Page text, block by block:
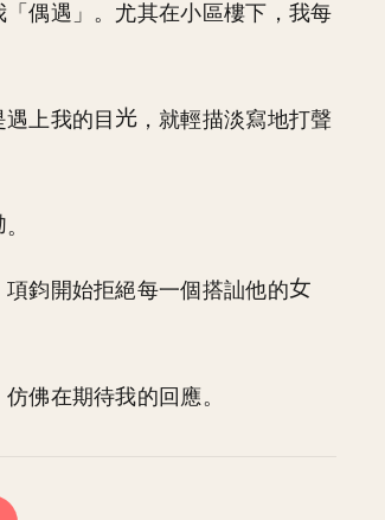
偶遇」。尤其在小區樓下，我每
遇上我的目
，就輕描淡寫地打聲
。
鈞開始拒絕每一個搭訕他的
佛在期待我的回應。